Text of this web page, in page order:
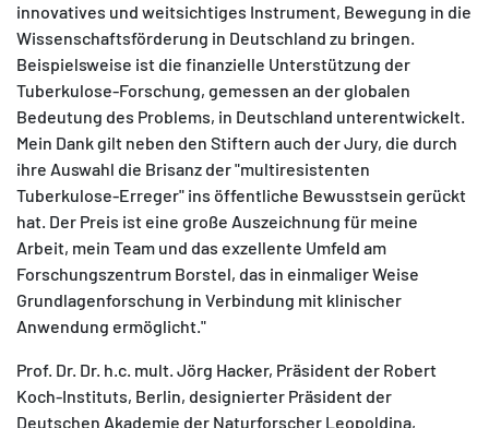
innovatives und weitsichtiges Instrument, Bewegung in die
Wissenschaftsförderung in Deutschland zu bringen.
Beispielsweise ist die finanzielle Unterstützung der
Tuberkulose-Forschung, gemessen an der globalen
Bedeutung des Problems, in Deutschland unterentwickelt.
Mein Dank gilt neben den Stiftern auch der Jury, die durch
ihre Auswahl die Brisanz der "multiresistenten
Tuberkulose-Erreger" ins öffentliche Bewusstsein gerückt
hat. Der Preis ist eine große Auszeichnung für meine
Arbeit, mein Team und das exzellente Umfeld am
Forschungszentrum Borstel, das in einmaliger Weise
Grundlagenforschung in Verbindung mit klinischer
Anwendung ermöglicht."
Prof. Dr. Dr. h.c. mult. Jörg Hacker, Präsident der Robert
Koch-Instituts, Berlin, designierter Präsident der
Deutschen Akademie der Naturforscher Leopoldina,